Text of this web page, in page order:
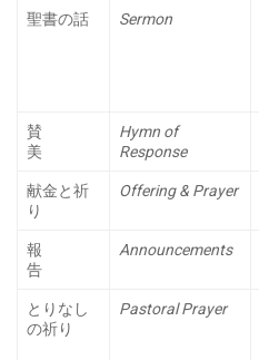
聖書の話 Sermon
賛
美
Hymn of
Response
献金と祈
り
Offering & Prayer
報
告
Announcements
とりなし
の祈り
Pastoral Prayer